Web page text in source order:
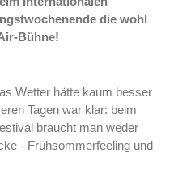
die wohl
Bühne!
Wetter hätte kaum besser
Tagen war klar: beim
braucht man weder
- Frühsommerfeeling und